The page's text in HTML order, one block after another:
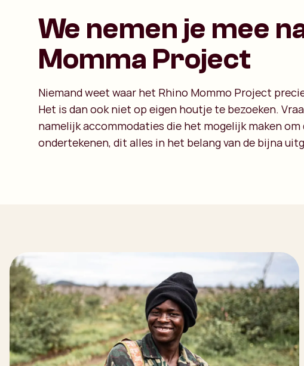
We nemen je mee
Momma Project
Niemand weet waar het Rhino Mommo Project
Het is dan ook niet op eigen houtje te bezoeken.
namelijk accommodaties die het mogelijk maken
ondertekenen, dit alles in het belang van de bijna